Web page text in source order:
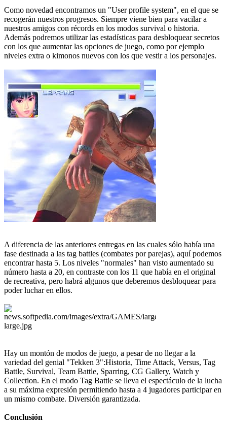
Como novedad encontramos un "User profile system", en el que se
recogerán nuestros progresos. Siempre viene bien para vacilar a
nuestros amigos con récords en los modos survival o historia.
Además podremos utilizar las estadísticas para desbloquear secretos
con los que aumentar las opciones de juego, como por ejemplo
niveles extra o kimonos nuevos con los que vestir a los personajes.
A diferencia de las anteriores entregas en las cuales sólo había una
fase destinada a las tag battles (combates por parejas), aquí podemos
encontrar hasta 5. Los niveles "normales" han visto aumentado su
número hasta a 20, en contraste con los 11 que había en el original
de recreativa, pero habrá algunos que deberemos desbloquear para
poder luchar en ellos.
Hay un montón de modos de juego, a pesar de no llegar a la
variedad del genial "Tekken 3":Historia, Time Attack, Versus, Tag
Battle, Survival, Team Battle, Sparring, CG Gallery, Watch y
Collection. En el modo Tag Battle se lleva el espectáculo de la lucha
a su máxima expresión permitiendo hasta a 4 jugadores participar en
un mismo combate. Diversión garantizada.
Conclusión